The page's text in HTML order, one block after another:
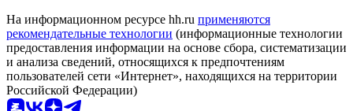
На информационном ресурсе hh.ru применяются
рекомендательные технологии (информационные технологии
предоставления информации на основе сбора, систематизации
и анализа сведений, относящихся к предпочтениям
пользователей сети «Интернет», находящихся на территории
Российской Федерации)